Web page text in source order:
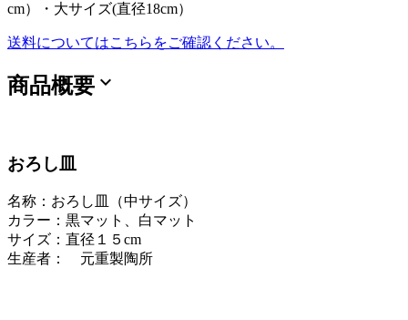
cm）・大サイズ(直径18cm）
送料についてはこちらをご確認ください。
商品概要 expand_more
おろし皿
名称：おろし皿（中サイズ）
カラー：黒マット、白マット
サイズ：直径１５cm
生産者： 元重製陶所